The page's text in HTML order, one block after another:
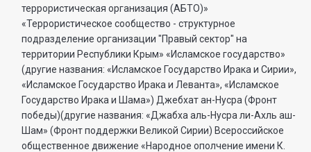
террористическая организация (АБТО)»
«Террористическое сообщество - структурное
подразделение организации "Правый сектор" на
территории Республики Крым» «Исламское государство»
(другие названия: «Исламское Государство Ирака и Сирии»,
«Исламское Государство Ирака и Леванта», «Исламское
Государство Ирака и Шама») Джебхат ан-Нусра (Фронт
победы)(другие названия: «Джабха аль-Нусра ли-Ахль аш-
Шам» (Фронт поддержки Великой Сирии) Всероссийское
общественное движение «Народное ополчение имени К.